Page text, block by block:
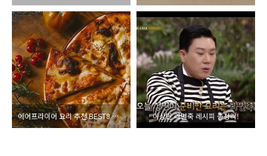
에어프라이어 요리 추천 BEST8 총정리 이상민 라면죽 레시피 총정리!